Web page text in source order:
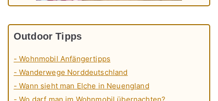
Outdoor Tipps
- Wohnmobil Anfängertipps
- Wanderwege Norddeutschland
- Wann sieht man Elche in Neuengland